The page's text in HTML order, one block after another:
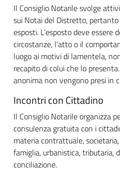
Il Consiglio Notarile svolge
sui Notai del Distretto,
esposti. L’esposto deve essere
circostanze, l’atto o il
luogo ai motivi di lamentela,
recapito di colui che lo
anonima non vengono presi in
Incontri con Cittadino
Il Consiglio Notarile organizza
consulenza gratuita con i
materia contrattuale,
famiglia, urbanistica, tributaria,
conciliazione.